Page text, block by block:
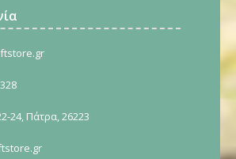
24, Πάτρα, 26223